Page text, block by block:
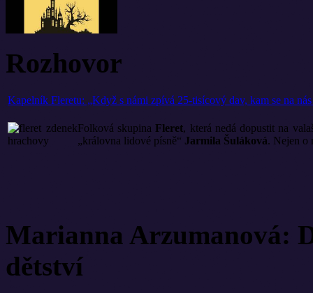
Rozhovor
Kapelník Fleretu: „Když s námi zpívá 25-tisícový dav, kam se na
Folková skupina Fleret, která nedá dopustit na
„královna lidové písně“ Jarmila Šuláková. Nejen o
Marianna Arzumanová:
dětství